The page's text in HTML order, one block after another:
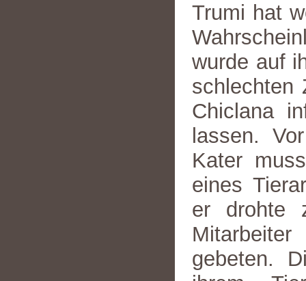
Trumi hat
wurde auf
schlechten
Chiclana
lassen.
Kater
eines
er drohte
gebeten.